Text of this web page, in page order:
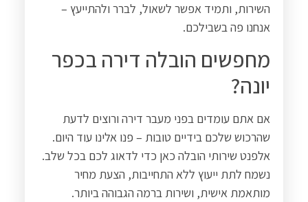
השירות, ותמיד אפשר לשאול, לברר ולהתייעץ –
אנחנו פה בשבילכם.
מחפשים הובלה דירה בכפר
יונה?
אם אתם עומדים בפני מעבר דירה ורוצים לדעת
שהרכוש שלכם בידיים טובות – פנו אלינו עוד היום.
אלפנט שירותי הובלה כאן כדי לדאוג לכם בכל שלב.
נשמח לתת ייעוץ ללא התחייבות, הצעת מחיר
מותאמת אישית, ושירות ברמה הגבוהה ביותר.